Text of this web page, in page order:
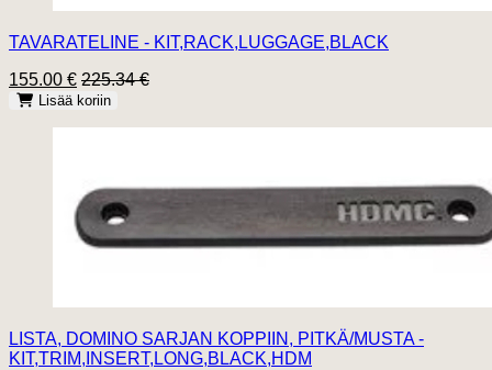
TAVARATELINE - KIT,RACK,LUGGAGE,BLACK
155.00 € 225.34 €
Lisää koriin
LISTA, DOMINO SARJAN KOPPIIN, PITKÄ/MUSTA -
KIT,TRIM,INSERT,LONG,BLACK,HDM